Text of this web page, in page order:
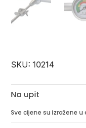
SKU:10214
Na upit
Sve cijene su izražene